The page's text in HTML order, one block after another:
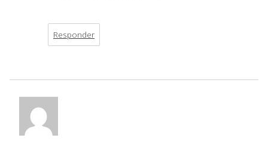
Responder